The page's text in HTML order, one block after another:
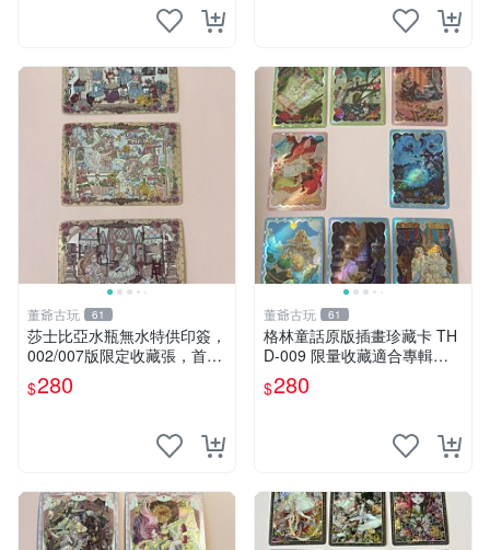
董爺古玩 61
莎士比亞水瓶無水特供印簽，
002/007版限定收藏張，首版
珍藏 莎士比亞、水瓶、印簽
$280
董爺古玩 61
格林童話原版插畫珍藏卡 TH
D-009 限量收藏適合專輯套
購 格林童話 Kunatata 印簽卡
片 特色手繪插畫 獨家收藏 T
$280